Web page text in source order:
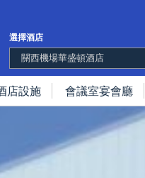
選擇酒店
關西機場華盛頓酒店
店設施 會議室宴會廳